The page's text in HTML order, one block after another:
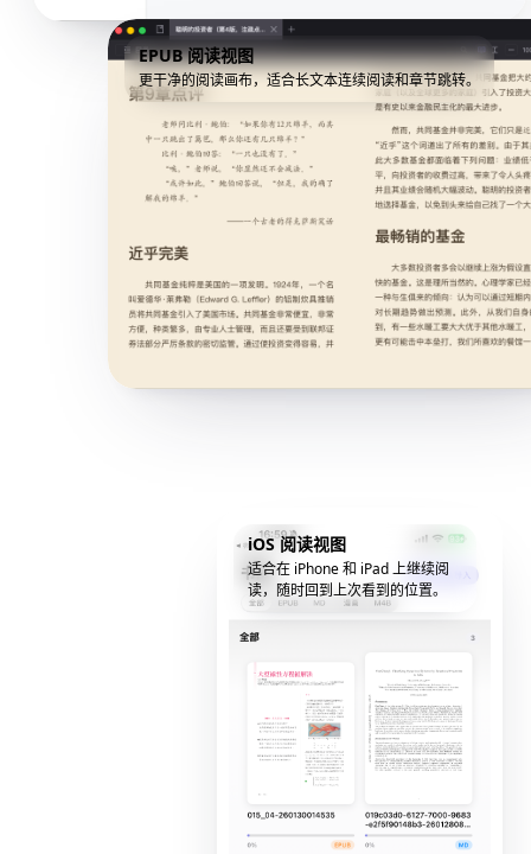
EPUB 阅读视图
更干净的阅读画布，适合长文本连续阅读和章节跳转。
iOS 阅读视图
适合在 iPhone 和 iPad 上继续阅
读，随时回到上次看到的位置。